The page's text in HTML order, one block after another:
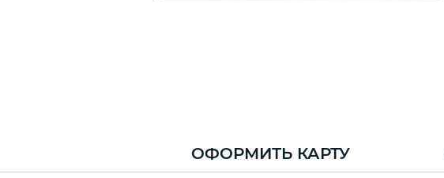
ОФОРМИТЬКАРТУ